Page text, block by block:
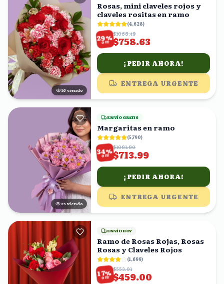
16 viendo
Rosas, mini claveles rojos y
claveles rositas en ramo
(4,628)
29%
OFF
$1068.49
$758.63
¡PEDIR AHORA!
ENTREGA URGENTE
24 viendo
ENVÍO GRATIS
Margaritas en ramo
(5,790)
34%
OFF
$1081.80
$713.99
¡PEDIR AHORA!
ENTREGA URGENTE
ENVÍO HOY
Ramo de Rosas Rojas, Rosas
Rosas y Claveles Rojos
(1,699)
17%
OFF
$553.01
$459.00